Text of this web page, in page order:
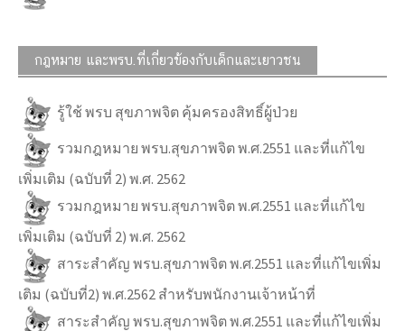
กฎหมาย และพรบ.ที่เกี่ยวข้องกับเด็กและเยาวชน
รู้ใช้ พรบ สุขภาพจิต คุ้มครองสิทธิ์ผู้ป่วย
รวมกฎหมาย พรบ.สุขภาพจิต พ.ศ.2551 และที่แก้ไข
เพิ่มเติม (ฉบับที่ 2) พ.ศ. 2562
รวมกฎหมาย พรบ.สุขภาพจิต พ.ศ.2551 และที่แก้ไข
เพิ่มเติม (ฉบับที่ 2) พ.ศ. 2562
สาระสำคัญ พรบ.สุขภาพจิต พ.ศ.2551 และที่แก้ไขเพิ่ม
เติม (ฉบับที่2) พ.ศ.2562 สำหรับพนักงานเจ้าหน้าที่
สาระสำคัญ พรบ.สุขภาพจิต พ.ศ.2551 และที่แก้ไขเพิ่ม